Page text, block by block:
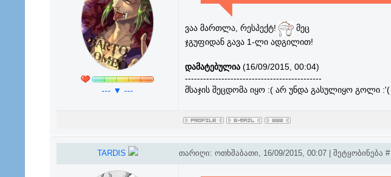
--- ▼ ---
ვაა მართლა, რესპექტ!
მეც
ჯგუფიდან გავა 1-ლი ადგილით!
დამატებულია(16/09/2015, 00:04)
---------------------------------------------
მსაჯის შეცდომა იყო :( არ უნდა გასულიყო გოლი :'(
TARDIS თარიღი: ოთხშაბათი, 16/09/2015, 00:07 | შეტყობინება #